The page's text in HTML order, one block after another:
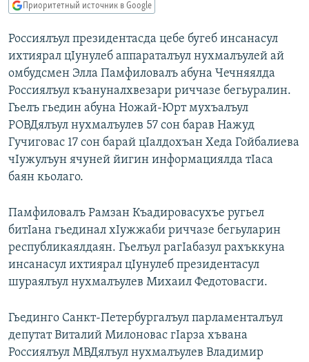
Вернутся
поиску
КАВКАЗ.РЕАЛИИ
СЕВЕР.РЕАЛИИ
СИБИРЬ.РЕАЛИИ
РАСПИСАНИЕ ВЕЩАНИЯ
ПОДПИШИТЕСЬ НА РАССЫЛКУ
СОЦИАЛЬНЫЕ СЕТИ
Все сайты РСЕ/РС
Приоритетный источник в Google
Россиялъул президентасда цебе бугеб инсанасул
ихтиярал цIунулеб аппараталъул нухмалъулей ай
омбудсмен Элла Памфиловалъ абуна Чечняялда
Россиялъул къануналхвезари риччазе бегьуралин.
Гьелъ гьедин абуна Ножай-Юрт мухъалъул
РОВДялъул нухмалъулев 57 сон барав Нажуд
Гучиговас 17 сон барай цIалдохъан Хеда Гойбалиева
чIужулъун ячуней йигин информациялда тIаса
баян кьолаго.
Памфиловалъ Рамзан Къадировасухъе ругьел
битIана гьединал хIужжаби риччазе бегьуларин
республикаялдаян. Гьелъул рагIабазул рахъккуна
инсанасул ихтиярал цIунулеб президентасул
шураялъул нухмалъулев Михаил Федотовасги.
Гьединго Санкт-Петербургалъул парламенталъул
депутат Виталий Милоновас гIарза хъвана
Россиялъул МВДялъул нухмалъулев Владимир